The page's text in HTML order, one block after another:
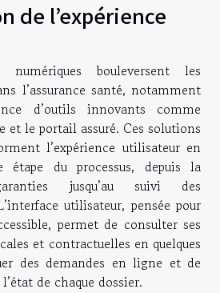
de l’expérience
numériques bouleversent les
l’assurance santé, notamment
d’outils innovants comme
et le portail assuré. Ces solutions
l’expérience utilisateur en
étape du processus, depuis la
jusqu’au suivi des
utilisateur, pensée pour
permet de consulter ses
et contractuelles en quelques
des demandes en ligne et de
de chaque dossier.